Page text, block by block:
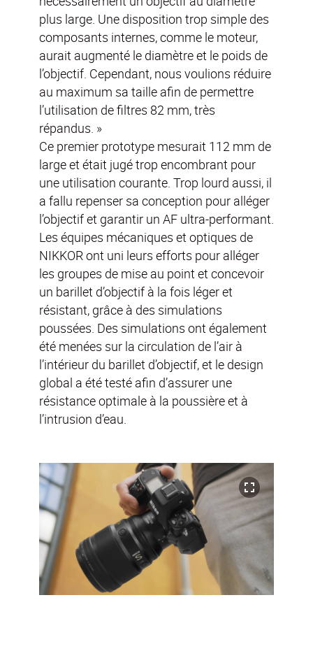
plus large. Une disposition trop simple des
composants internes, comme le moteur,
aurait augmenté le diamètre et le poids de
l’objectif. Cependant, nous voulions réduire
au maximum sa taille afin de permettre
l’utilisation de filtres 82 mm, très
répandus. »
Ce premier prototype mesurait 112 mm de
large et était jugé trop encombrant pour
une utilisation courante. Trop lourd aussi, il
a fallu repenser sa conception pour alléger
l’objectif et garantir un AF ultra-performant.
Les équipes mécaniques et optiques de
NIKKOR ont uni leurs efforts pour alléger
les groupes de mise au point et concevoir
un barillet d’objectif à la fois léger et
résistant, grâce à des simulations
poussées. Des simulations ont également
été menées sur la circulation de l’air à
l’intérieur du barillet d’objectif, et le design
global a été testé afin d’assurer une
résistance optimale à la poussière et à
l’intrusion d’eau.